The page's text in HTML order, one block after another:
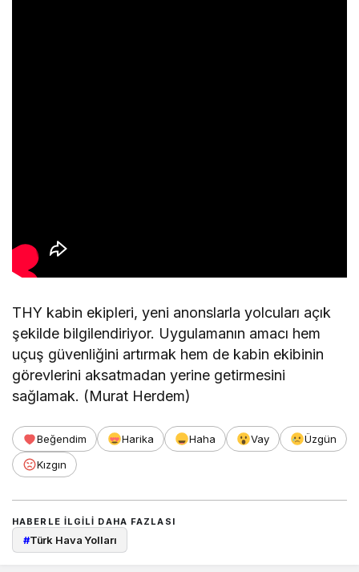
THY kabin ekipleri, yeni anonslarla yolcuları açık
şekilde bilgilendiriyor. Uygulamanın amacı hem
uçuş güvenliğini artırmak hem de kabin ekibinin
görevlerini aksatmadan yerine getirmesini
sağlamak. (Murat Herdem)
Beğendim Harika Haha Vay
Üzgün
Kızgın
HABERLE ILGILI DAHA FAZLASI
#Türk Hava Yolları